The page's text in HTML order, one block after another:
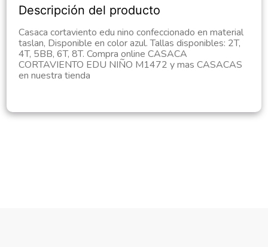
Descripción del producto
Casaca cortaviento edu nino confeccionado en material
taslan, Disponible en color azul. Tallas disponibles: 2T,
4T, 5BB, 6T, 8T. Compra online CASACA
CORTAVIENTO EDU NIÑO M1472 y mas CASACAS
en nuestra tienda